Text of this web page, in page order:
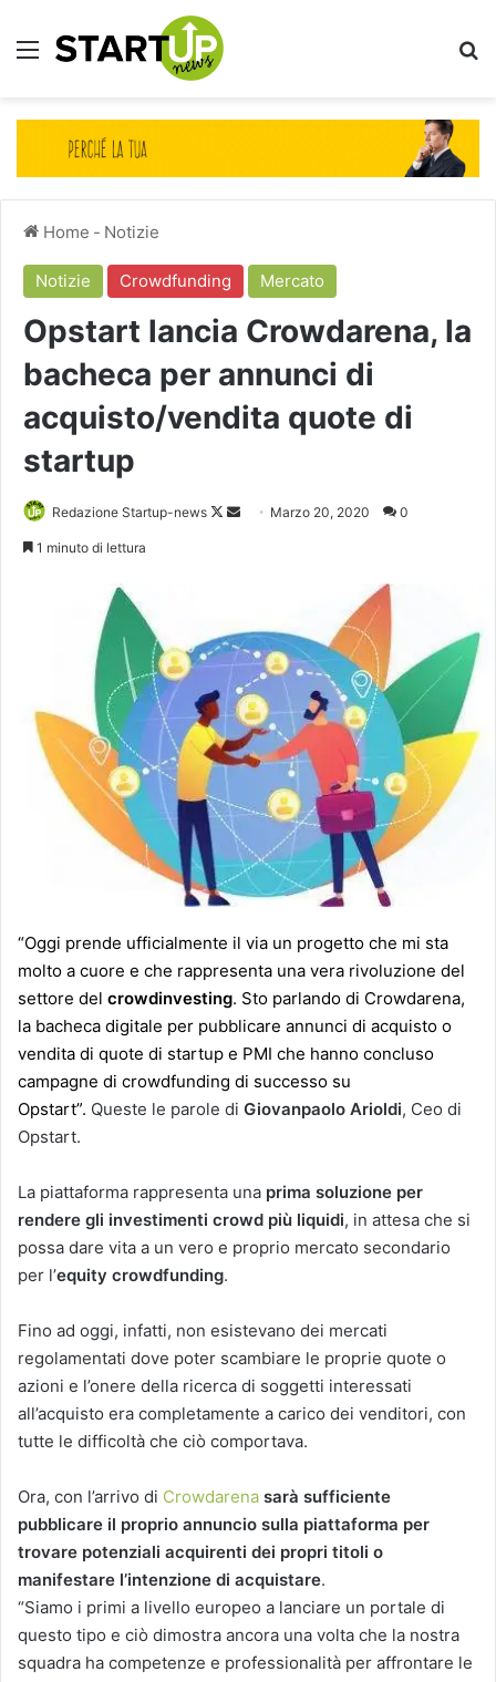
Menu
Home - Notizie
Notizie Crowdfunding Mercato
Opstart lancia Crowdarena, la
bacheca per annunci di
acquisto/vendita quote di
startup
Redazione Startup-news
Follow
Invia Marzo 20, 2020 0
1 minuto di lettura
“Oggi prende ufficialmente il via un progetto che mi sta
molto a cuore e che rappresenta una vera rivoluzione del
settore del crowdinvesting. Sto parlando di Crowdarena,
la bacheca digitale per pubblicare annunci di acquisto o
vendita di quote di startup e PMI che hanno concluso
campagne di crowdfunding di successo su
Opstart”. Queste le parole di Giovanpaolo Arioldi, Ceo di
Opstart.
La piattaforma rappresenta una prima soluzione per
rendere gli investimenti crowd più liquidi, in attesa che si
possa dare vita a un vero e proprio mercato secondario
per l’equity crowdfunding.
Fino ad oggi, infatti, non esistevano dei mercati
regolamentati dove poter scambiare le proprie quote o
azioni e l’onere della ricerca di soggetti interessati
all’acquisto era completamente a carico dei venditori, con
tutte le difficoltà che ciò comportava.
Ora, con l’arrivo di Crowdarena sarà sufficiente
pubblicare il proprio annuncio sulla piattaforma per
trovare potenziali acquirenti dei propri titoli o
manifestare l’intenzione di acquistare.
“Siamo i primi a livello europeo a lanciare un portale di
questo tipo e ciò dimostra ancora una volta che la nostra
squadra ha competenze e professionalità per affrontare le